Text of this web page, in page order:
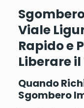
Viale
Rapido e
Liberare il
Quando
Sgombero